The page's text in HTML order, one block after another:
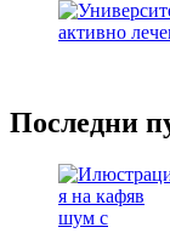
Последни